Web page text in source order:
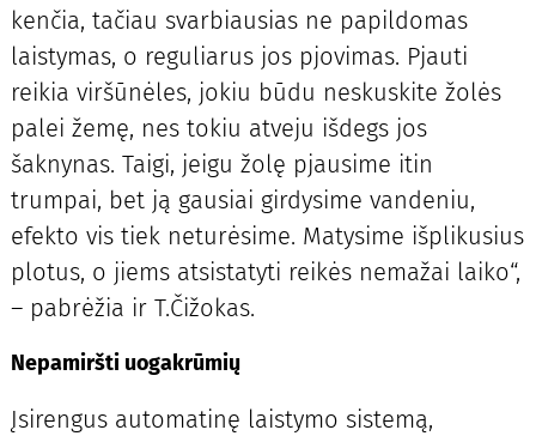
kenčia, tačiau svarbiausias ne papildomas
laistymas, o reguliarus jos pjovimas. Pjauti
reikia viršūnėles, jokiu būdu neskuskite žolės
palei žemę, nes tokiu atveju išdegs jos
šaknynas. Taigi, jeigu žolę pjausime itin
trumpai, bet ją gausiai girdysime vandeniu,
efekto vis tiek neturėsime. Matysime išplikusius
plotus, o jiems atsistatyti reikės nemažai laiko“,
– pabrėžia ir T.Čižokas.
Nepamiršti uogakrūmių
Įsirengus automatinę laistymo sistemą,